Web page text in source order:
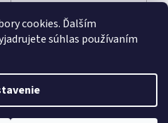
cookies. Ďalším
súhlas používaním
Shoptet
. Všetky práva vyhradené.